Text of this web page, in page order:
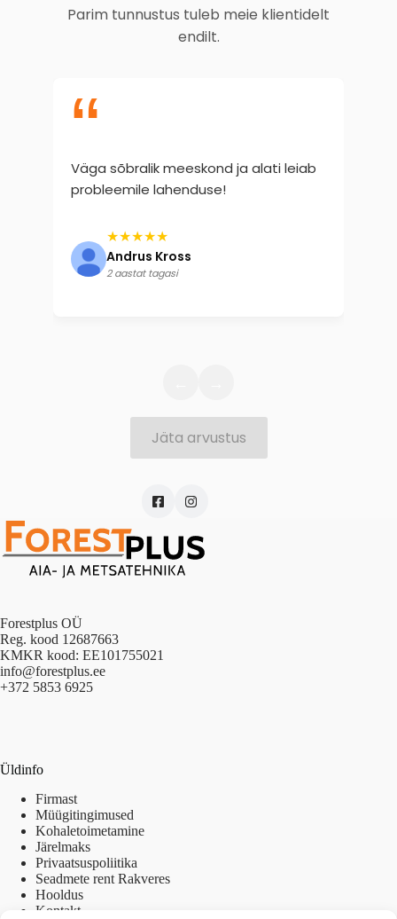
Parim tunnustus tuleb meie klientidelt
endilt.
“
Väga sõbralik meeskond ja alati leiab
probleemile lahenduse!
★★★★★
Andrus Kross
2 aastat tagasi
Jäta arvustus
Forestplus OÜ
Reg. kood 12687663
KMKR kood: EE101755021
info@forestplus.ee
+372 5853 6925
Üldinfo
Firmast
Müügitingimused
Kohaletoimetamine
Järelmaks
Privaatsuspoliitika
Seadmete rent Rakveres
Hooldus
Kontakt